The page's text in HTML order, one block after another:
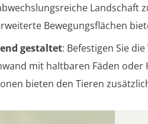
Landschaft
Bewegungsflächen
gestaltet: Befestigen Sie
mit haltbaren Fäden
bieten den Tieren